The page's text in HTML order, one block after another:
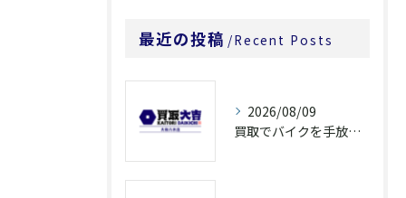
最近の投稿 Recent Posts
2026/08/09
買取でバイクを手放すなら奈良県橿原市大和郡山市の高額査定ポイントを解説